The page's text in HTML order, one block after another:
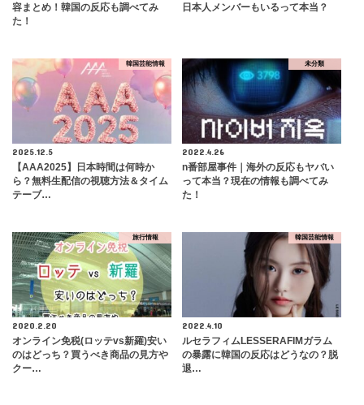
容まとめ！韓国の反応も調べてみ
た！
日本人メンバーもいるって本当？
韓国芸能情報
2025.12.5
【AAA2025】日本時間は何時か
ら？無料生配信の視聴方法＆タイム
テーブ…
未分類
2022.4.26
n番部屋事件｜海外の反応もヤバい
って本当？現在の情報も調べてみ
た！
旅行情報
2020.2.20
オンライン免税(ロッテvs新羅)安い
のはどっち？買うべき商品の見方や
クー…
韓国芸能情報
2022.4.10
ルセラフィムLESSERAFIMガラム
の暴露に韓国の反応はどうなの？脱
退…